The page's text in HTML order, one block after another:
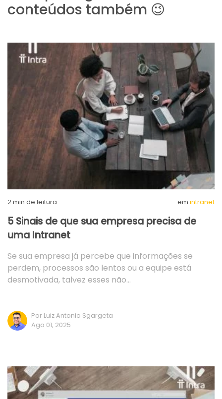
conteúdos também 😉
2min de leitura em intranet
5 Sinais de que sua empresa precisa de
uma Intranet
Se sua empresa já percebe que informações se
perdem, processos são lentos ou a equipe está
desmotivada, talvez esses não…
Por Luiz Antonio Sgargeta
Ago 01, 2025